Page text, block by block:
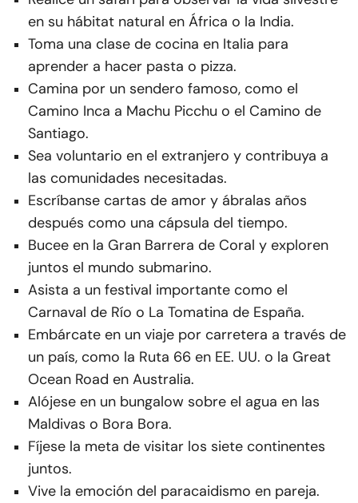
en su hábitat natural en África o la India.
Toma una clase de cocina en Italia para
aprender a hacer pasta o pizza.
Camina por un sendero famoso, como el
Camino Inca a Machu Picchu o el Camino de
Santiago.
Sea voluntario en el extranjero y contribuya a
las comunidades necesitadas.
Escríbanse cartas de amor y ábralas años
después como una cápsula del tiempo.
Bucee en la Gran Barrera de Coral y exploren
juntos el mundo submarino.
Asista a un festival importante como el
Carnaval de Río o La Tomatina de España.
Embárcate en un viaje por carretera a través de
un país, como la Ruta 66 en EE. UU. o la Great
Ocean Road en Australia.
Alójese en un bungalow sobre el agua en las
Maldivas o Bora Bora.
Fíjese la meta de visitar los siete continentes
juntos.
Vive la emoción del paracaidismo en pareja.